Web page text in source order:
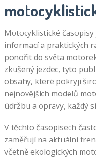
Motocyklistické
informací a praktických
ponořit do světa
zkušený jezdec, tyto
obsahy, které pokryjí
nejnovějších modelů
údržbu a opravy, každý
V těchto časopisech
zaměřují na aktuální
včetně ekologických